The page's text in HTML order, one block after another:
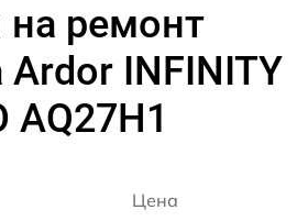
ремонт
INFINITY
AQ27H1
Цена